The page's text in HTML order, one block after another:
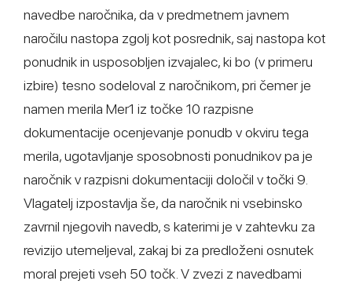
navedbe naročnika, da v predmetnem javnem
naročilu nastopa zgolj kot posrednik, saj nastopa kot
ponudnik in usposobljen izvajalec, ki bo (v primeru
izbire) tesno sodeloval z naročnikom, pri čemer je
namen merila Mer1 iz točke 10 razpisne
dokumentacije ocenjevanje ponudb v okviru tega
merila, ugotavljanje sposobnosti ponudnikov pa je
naročnik v razpisni dokumentaciji določil v točki 9.
Vlagatelj izpostavlja še, da naročnik ni vsebinsko
zavrnil njegovih navedb, s katerimi je v zahtevku za
revizijo utemeljeval, zakaj bi za predloženi osnutek
moral prejeti vseh 50 točk. V zvezi z navedbami